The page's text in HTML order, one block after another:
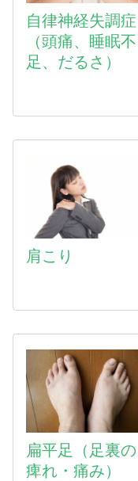
自律神経失調症
（頭痛、睡眠不
足、だるさ）
肩こり
扁平足（足裏の
痺れ・痛み）